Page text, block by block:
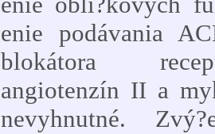
enie podávania
blokátora
angiotenzín II a
nevyhnutné.